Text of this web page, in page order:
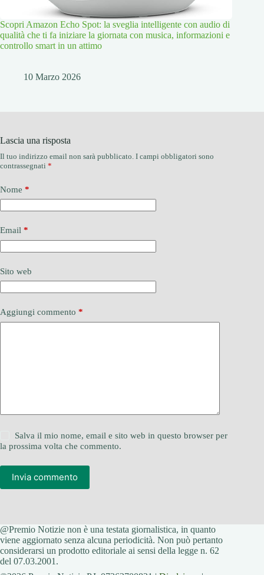
Scopri Amazon Echo Spot: la sveglia intelligente con audio di
qualità che ti fa iniziare la giornata con musica, informazioni e
controllo smart in un attimo
10 Marzo 2026
Lascia una risposta
Il tuo indirizzo email non sarà pubblicato. I campi obbligatori sono
contrassegnati *
Nome *
Email *
Sito web
Aggiungi commento *
Salva il mio nome, email e sito web in questo browser per
la prossima volta che commento.
Invia commento
@Premio Notizie non è una testata giornalistica, in quanto
viene aggiornato senza alcuna periodicità. Non può pertanto
considerarsi un prodotto editoriale ai sensi della legge n. 62
del 07.03.2001.